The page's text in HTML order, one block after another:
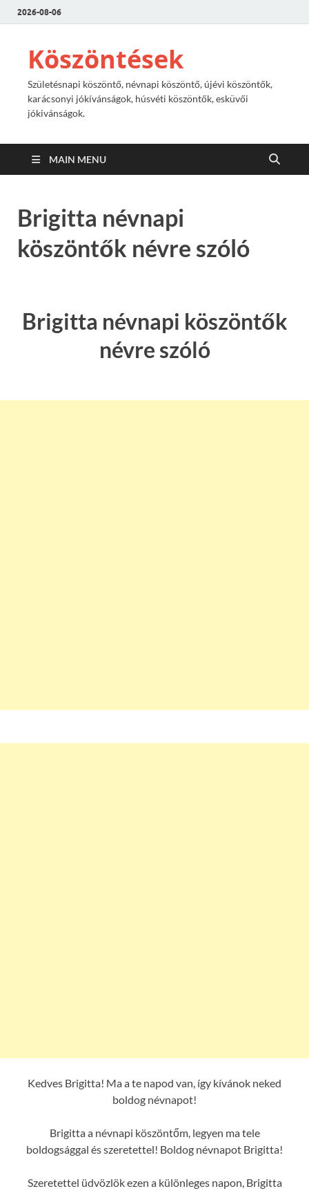
2026-08-06
Köszöntések
Születésnapi köszöntő, névnapi köszöntő, újévi köszöntők,
karácsonyi jókívánságok, húsvéti köszöntők, esküvői
jókivánságok.
MAIN MENU
Brigitta névnapi
köszöntők névre szóló
Brigitta névnapi köszöntők
névre szóló
Kedves Brigitta! Ma a te napod van, így kívánok neked
boldog névnapot!
Brigitta a névnapi köszöntőm, legyen ma tele
boldogsággal és szeretettel! Boldog névnapot Brigitta!
Szeretettel üdvözlök ezen a különleges napon, Brigitta